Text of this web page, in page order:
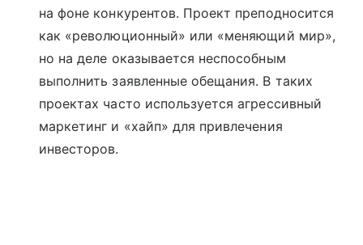
на фоне конкурентов. Проект преподносится
как «революционный» или «меняющий мир»,
но на деле оказывается неспособным
выполнить заявленные обещания. В таких
проектах часто используется агрессивный
маркетинг и «хайп» для привлечения
инвесторов.